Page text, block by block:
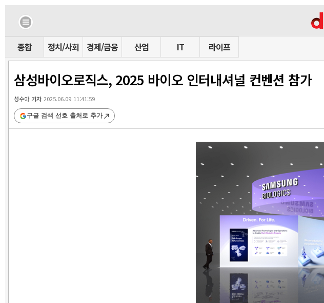
종합 정치/사회 경제/금융 산업 IT 라이프
삼성바이오로직스, 2025 바이오 인터내셔널 컨벤션 참가
성수아 기자2025.06.09 11:41:59
구글 검색 선호 출처로 추가